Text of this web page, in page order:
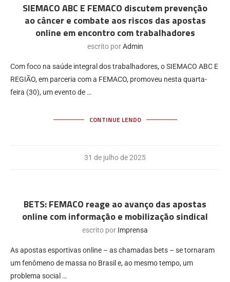
SIEMACO ABC E FEMACO discutem prevenção
ao câncer e combate aos riscos das apostas
online em encontro com trabalhadores
escrito porAdmin
Com foco na saúde integral dos trabalhadores, o SIEMACO ABC E
REGIÃO, em parceria com a FEMACO, promoveu nesta quarta-
feira (30), um evento de …
CONTINUE LENDO
31 de julho de 2025
BETS: FEMACO reage ao avanço das apostas
online com informação e mobilização sindical
escrito por Imprensa
As apostas esportivas online – as chamadas bets – se tornaram
um fenômeno de massa no Brasil e, ao mesmo tempo, um
problema social …